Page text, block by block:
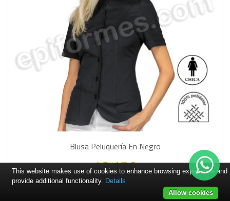
Blusa Peluquería En Negro
43.17€
This website makes use of cookies to enhance browsing experience and
provide additional functionality. Details
Allow cookies